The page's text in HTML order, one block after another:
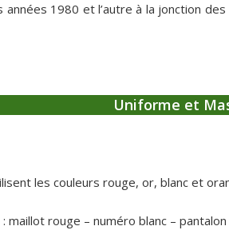
années 1980 et l’autre à la jonction
Uniforme et
les couleurs rouge, or, blanc et
maillot rouge – numéro blanc –